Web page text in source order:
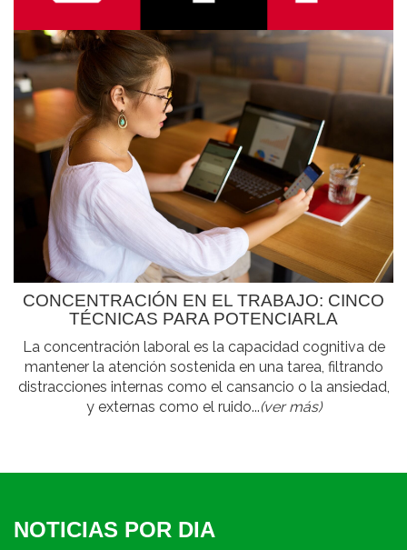
CONCENTRACIÓN EN EL TRABAJO: CINCO
TÉCNICAS PARA POTENCIARLA
La concentración laboral es la capacidad cognitiva de
mantener la atención sostenida en una tarea, filtrando
distracciones internas como el cansancio o la ansiedad,
y externas como el ruido...(ver más)
NOTICIAS POR DIA